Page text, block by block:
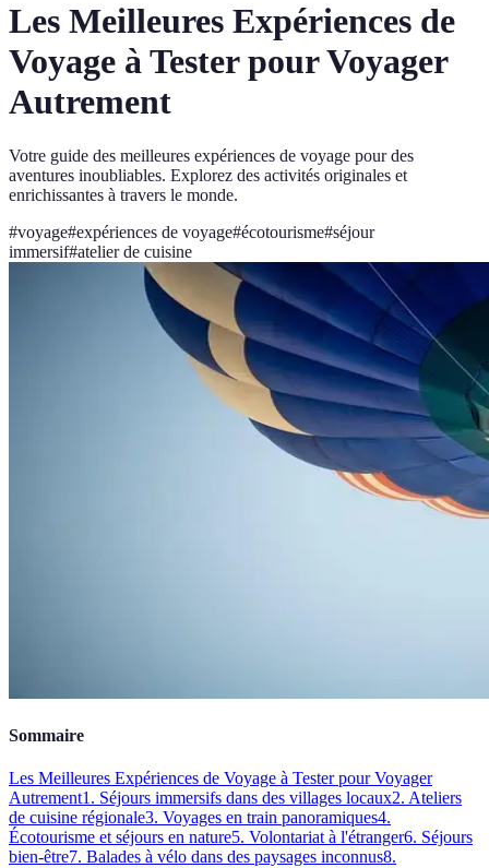
Les Meilleures Expériences de
Voyage à Tester pour Voyager
Autrement
Votre guide des meilleures expériences de voyage pour des
aventures inoubliables. Explorez des activités originales et
enrichissantes à travers le monde.
#voyage#expériences de voyage#écotourisme#séjour
immersif#atelier de cuisine
Sommaire
Les Meilleures Expériences de Voyage à Tester pour Voyager
Autrement1. Séjours immersifs dans des villages locaux2. Ateliers
de cuisine régionale3. Voyages en train panoramiques4.
Écotourisme et séjours en nature5. Volontariat à l'étranger6. Séjours
bien-être7. Balades à vélo dans des paysages inconnus8.